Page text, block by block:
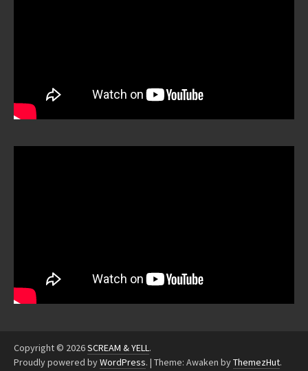
Copyright © 2026SCREAM & YELL.
Proudly powered byWordPress. | Theme: Awaken byThemezHut.